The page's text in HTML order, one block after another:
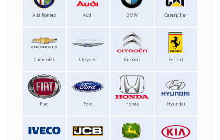
Alfa Romeo Audi BMW Caterpillar
Chevrolet Chrysler Citroen Ferrari
Fiat Ford Honda Hyundai